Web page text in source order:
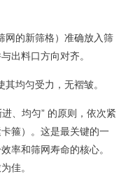
网的新筛格）准确放入筛
出料口方向对齐。
均匀受力，无褶皱。
、均匀” 的原则，依次紧
箍）。这是最关键的一
率和筛网寿命的核心。
佳。